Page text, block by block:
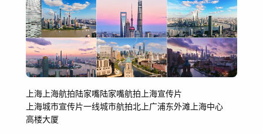
上海 上海航拍陆家嘴陆家嘴航拍 上海宣传片
上海城市宣传片一线城市航拍北上广浦东外滩 上海中心
高楼大厦